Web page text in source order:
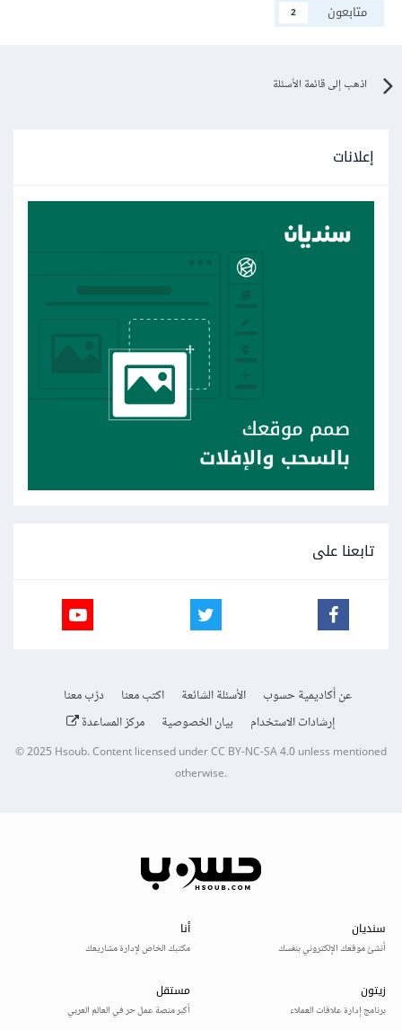
متابعون
2
اذهب إلى قائمة الأسئلة
إعلانات
تابعنا على
عن أكاديمية حسوب الأسئلة الشائعة اكتب معنا
درّب معنا
إرشادات الاستخدام
بيان الخصوصية مركز المساعدة
© 2025Hsoub.Content licensed underCC BY-NC-SA 4.0unless mentioned
otherwise.